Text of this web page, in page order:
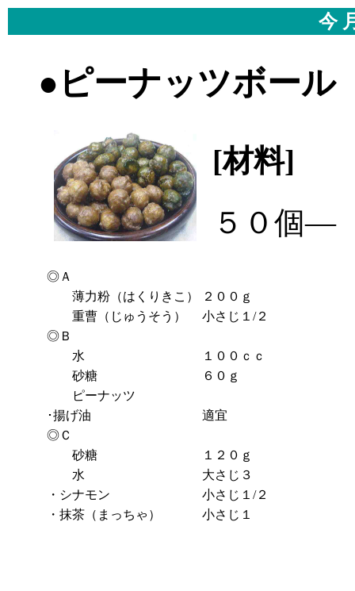
今
●ピーナッツボール
[材料]
５０個―
◎Ａ
薄力粉（はくりきこ）
２００ｇ
重曹（じゅうそう）
小さじ１/２
◎Ｂ
水
１００ｃｃ
砂糖
６０ｇ
ピーナッツ
･揚げ油
適宜
◎Ｃ
砂糖
１２０ｇ
水
大さじ３
・シナモン
小さじ１/２
・抹茶（まっちゃ）
小さじ１